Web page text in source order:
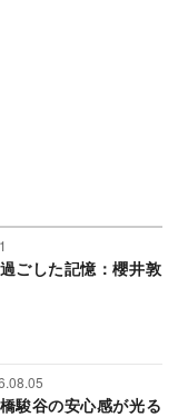
ごした記憶：櫻井敦
駿谷の安心感が光る